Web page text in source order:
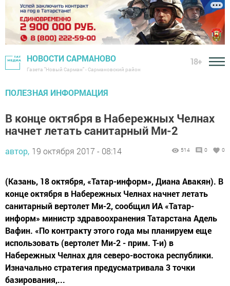
НОВОСТИ САРМАНОВО
Газета "Новый Сарман" - Сармановский район
18+
ПОЛЕЗНАЯ ИНФОРМАЦИЯ
В конце октября в Набережных Челнах
начнет летать санитарный Ми-2
автор, 19 октября 2017 - 08:14 514 0 0
(Казань, 18 октября, «Татар-информ», Диана Авакян). В
конце октября в Набережных Челнах начнет летать
санитарный вертолет Ми-2, сообщил ИА «Татар-
информ» министр здравоохранения Татарстана Адель
Вафин. «По контракту этого года мы планируем еще
использовать (вертолет Ми-2 - прим. Т-и) в
Набережных Челнах для северо-востока республики.
Изначально стратегия предусматривала 3 точки
базирования,...